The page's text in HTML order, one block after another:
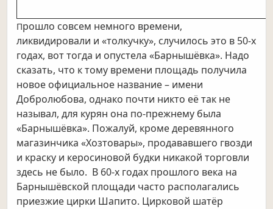
Прошло совсем немного времени,
ликвидировали и «толкучку», случилось это в 50-х
годах, вот тогда и опустела «Барнышёвка». Надо
сказать, что к тому времени площадь получила
новое официальное название – имени
Добролюбова, однако почти никто её так не
называл, для курян она по-прежнему была
«Барнышёвка». Пожалуй, кроме деревянного
магазинчика «Хозтовары», продававшего гвозди
и краску и керосиновой будки никакой торговли
здесь не было. В 60-х годах прошлого века на
Барнышёвской площади часто располагались
приезжие цирки Шапито. Цирковой шатёр